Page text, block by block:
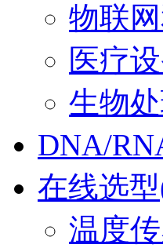
物联
医疗
生物
DNA/
在线选
温度